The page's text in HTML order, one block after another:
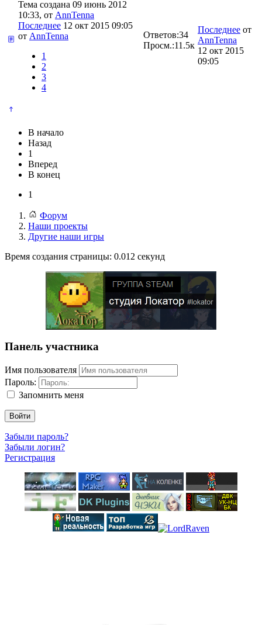
Тема создана 09 июнь 2012
10:33, от AnnTenna
Последнее 12 окт 2015 09:05
от AnnTenna
1
2
3
4
Ответов:34
Просм.:11.5к
Последнее от
AnnTenna
12 окт 2015
09:05
В начало
Назад
1
Вперед
В конец
1
Форум
Наши проекты
Другие наши игры
Время создания страницы: 0.012 секунд
Панель участника
Имя пользователя
Пароль:
Запомнить меня
Войти
Забыли пароль?
Забыли логин?
Регистрация